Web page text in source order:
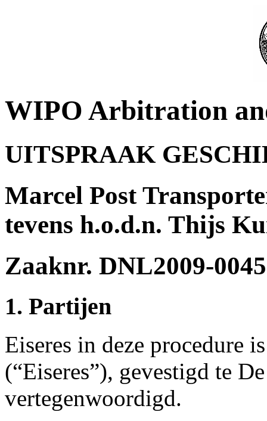
WIPO Arbitration
UITSPRAAK
Marcel Post
tevens h.o.d.n. Thijs
Zaaknr. DNL2009-0045
1. Partijen
Eiseres in deze procedure
(“Eiseres”), gevestigd te
vertegenwoordigd.